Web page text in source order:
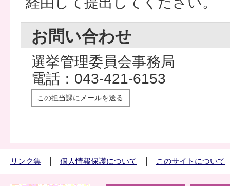
お問い合わせ
選挙管理委員会事務局
電話：043-421-6153
この担当課にメールを送る
リンク集 個人情報保護について このサイトについて